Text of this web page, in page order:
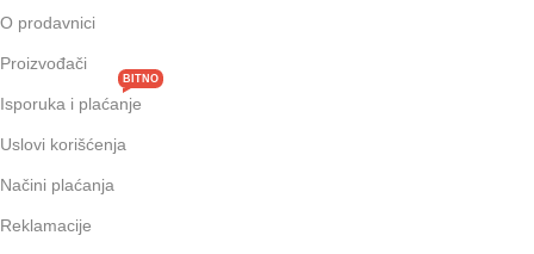
O prodavnici
Proizvođači
Isporuka i plaćanje
BITNO
Uslovi korišćenja
Načini plaćanja
Reklamacije